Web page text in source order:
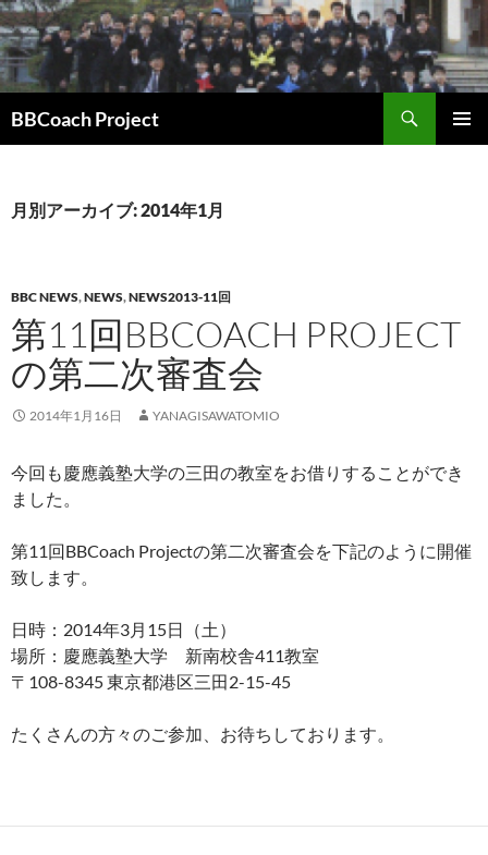
コ
ン
テ
ン
ツ
へ
ッ
BBCoach Project
索
月別アーカイブ: 2014年1月
BBC NEWS,NEWS,NEWS2013-11回
第11回BBCOACH PROJECT
の第二次審査会
2014年1月16日 YANAGISAWATOMIO
今回も慶應義塾大学の三田の教室をお借りすることができ
ました。
第11回BBCoach Projectの第二次審査会を下記のように開催
致します。
日時：2014年3月15日（土）
場所：慶應義塾大学 新南校舎411教室
〒108-8345 東京都港区三田2-15-45
たくさんの方々のご参加、お待ちしております。